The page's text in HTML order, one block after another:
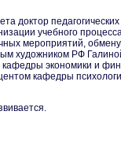
доктор
учебного
мероприятий,
художником РФ
кафедры экономики и
кафедры